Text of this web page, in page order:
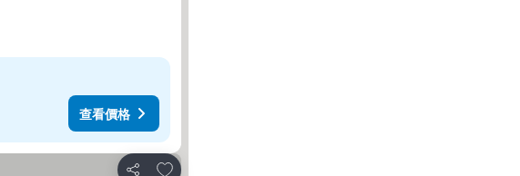
查看價格
放到收藏夾